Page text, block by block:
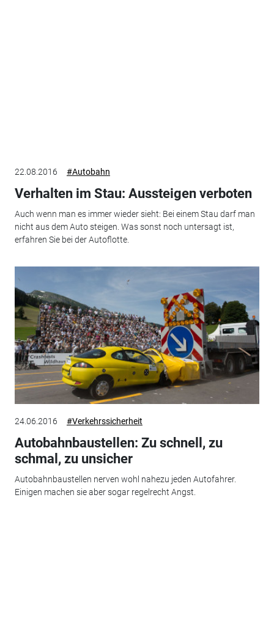
22.08.2016 #Autobahn
Verhalten im Stau: Aussteigen verboten
Auch wenn man es immer wieder sieht: Bei einem Stau darf man
nicht aus dem Auto steigen. Was sonst noch untersagt ist,
erfahren Sie bei der Autoflotte.
24.06.2016 #Verkehrssicherheit
Autobahnbaustellen: Zu schnell, zu
schmal, zu unsicher
Autobahnbaustellen nerven wohl nahezu jeden Autofahrer.
Einigen machen sie aber sogar regelrecht Angst.